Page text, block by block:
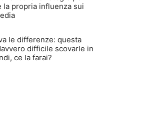
la propria influenza sui
le differenze: questa
difficile scovarle in
ce la farai?